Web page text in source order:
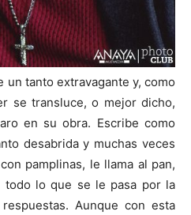
un tanto extravagante y, como
se transluce, o mejor dicho,
en su obra. Escribe como
desabrida y muchas veces
pamplinas, le llama al pan,
lo que se le pasa por la
Aunque con esta